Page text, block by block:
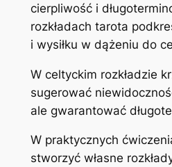
cierpliwość i
rozkładach tarota
i wysiłku w dążeniu do
W celtyckim rozkładzie
sugerować
ale gwarantować
W praktycznych
stworzyć własne